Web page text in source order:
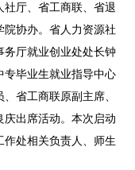
社厅、省工商联、省退
协办。省人力资源社
务厅就业创业处处长钟
专毕业生就业指导中心
省工商联原副主席、
出席活动。本次启动
处相关负责人、师生